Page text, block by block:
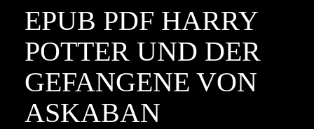
EPUB PDF HARRY
POTTER UND DER
GEFANGENE VON
ASKABAN